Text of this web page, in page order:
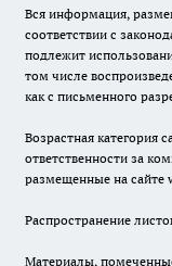
Вся информация,
соответствии с
подлежит
том числе
как с письменного
Возрастная категория
ответственности за
размещенные на сайте
Распространение
Материалы,